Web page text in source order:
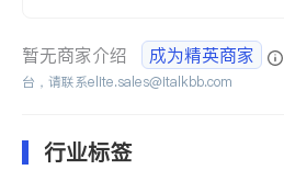
暂无商家介绍 成为精英商家
台，请联系elite.sales@italkbb.com
行业标签